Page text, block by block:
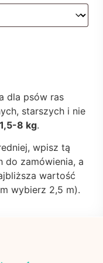
dla psów ras
starszych i nie
1,5-8 kg.
wpisz tą
do zamówienia, a
wartość
wybierz 2,5 m).